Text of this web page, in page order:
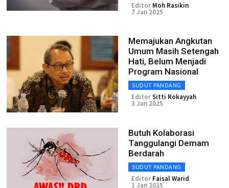
Editor Moh Rasikin
7 Jan 2025
Memajukan Angkutan
Umum Masih Setengah
Hati, Belum Menjadi
Program Nasional
SUDUT PANDANG
EditorSitti Rokayyah
3 Jan 2025
Butuh Kolaborasi
Tanggulangi Demam
Berdarah
SUDUT PANDANG
Editor Faisal Warid
1 Jan 2025